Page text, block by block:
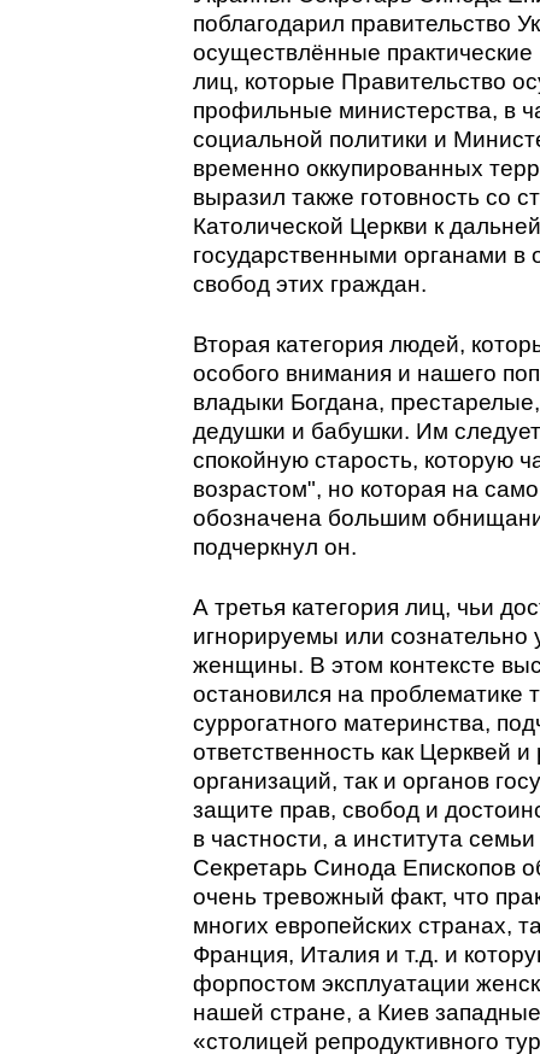
поблагодарил правительство
осуществлённые
лиц, которые Правительство
профильные министерства, в
социальной политики и
временно оккупированных
выразил также готовность со
Католической Церкви к
государственными органами в
свобод этих граждан.
Вторая категория людей,
особого внимания и нашего
владыки Богдана,
дедушки и бабушки. Им
спокойную старость, которую
возрастом", но которая на
обозначена большим
подчеркнул он.
А третья категория лиц, чьи
игнорируемы или
женщины. В этом контексте
остановился на проблематике
суррогатного материнства,
ответственность как Церквей
организаций, так и органов
защите прав, свобод и
в частности, а института
Секретарь Синода Епископов
очень тревожный факт, что
многих европейских странах,
Франция, Италия и т.д. и
форпостом эксплуатации
нашей стране, а Киев
«столицей репродуктивного